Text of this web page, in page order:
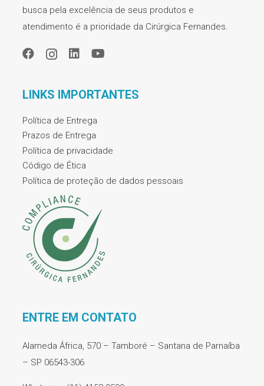
busca pela excelência de seus produtos e
atendimento é a prioridade da Cirúrgica Fernandes.
LINKS IMPORTANTES
Política de Entrega
Prazos de Entrega
Política de privacidade
Código de Ética
Política de proteção de dados pessoais
ENTRE EM CONTATO
Alameda África, 570 – Tamboré – Santana de Parnaíba
– SP 06543-306